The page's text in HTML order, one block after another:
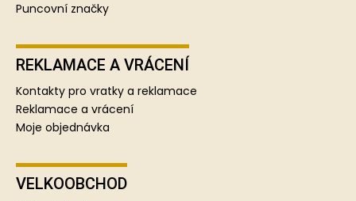
Puncovní značky
REKLAMACE A VRÁCENÍ
Kontakty pro vratky a reklamace
Reklamace a vrácení
Moje objednávka
VELKOOBCHOD